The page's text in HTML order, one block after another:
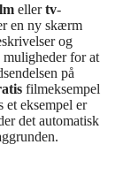
ellertv-
en ny skærm
og
for at
på
filmeksempel
eksempel er
det automatisk